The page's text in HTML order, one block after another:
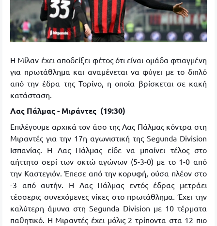
Η Μίλαν έχει αποδείξει φέτος ότι είναι ομάδα φτιαγμένη
για πρωτάθλημα και αναμένεται να φύγει με το διπλό
από την έδρα της Τορίνο, η οποία βρίσκεται σε κακή
κατάσταση.
Λας Πάλμας - Μιράντες (19:30)
Επιλέγουμε αρχικά τον άσο της Λας Πάλμας κόντρα στη
Μιραντές για την 17η αγωνιστική της Segunda Division
Ισπανίας. Η Λας Πάλμας είδε να μπαίνει τέλος στο
αήττητο σερί των οκτώ αγώνων (5-3-0) με το 1-0 από
την Καστεγιόν. Έπεσε από την κορυφή, ούσα πλέον στο
-3 από αυτήν. Η Λας Πάλμας εντός έδρας μετράει
τέσσερις συνεχόμενες νίκες στο πρωτάθλημα. Έχει την
καλύτερη άμυνα στη Segunda Division με 10 τέρματα
παθητικό. Η Μιραντές έχει μόλις 2 τρίποντα στα 12 πιο